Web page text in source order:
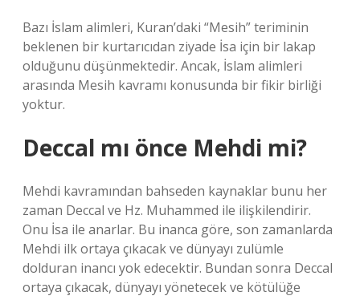
Bazı İslam alimleri, Kuran’daki “Mesih” teriminin
beklenen bir kurtarıcıdan ziyade İsa için bir lakap
olduğunu düşünmektedir. Ancak, İslam alimleri
arasında Mesih kavramı konusunda bir fikir birliği
yoktur.
Deccal mı önce Mehdi mi?
Mehdi kavramından bahseden kaynaklar bunu her
zaman Deccal ve Hz. Muhammed ile ilişkilendirir.
Onu İsa ile anarlar. Bu inanca göre, son zamanlarda
Mehdi ilk ortaya çıkacak ve dünyayı zulümle
dolduran inancı yok edecektir. Bundan sonra Deccal
ortaya çıkacak, dünyayı yönetecek ve kötülüğe